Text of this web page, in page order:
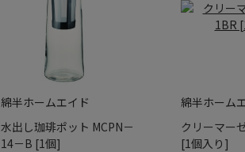
綿半ホームエイド
水出し珈琲ポット MCPN－
14－B [1個]
綿半ホーム
クリーマー
[1個入り]